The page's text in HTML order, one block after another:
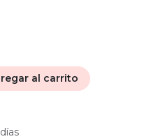
al carrito